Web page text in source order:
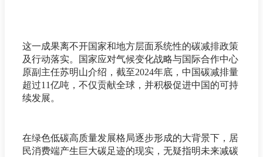
这一成果离不开国家和地方层面系统性的碳减排政策
及行动落实。国家应对气候变化战略与国际合作中心
原副主任苏明山介绍，截至2024年底，中国碳减排量
超过11亿吨，不仅贡献全球，并积极促进中国的可持
续发展。
在绿色低碳高质量发展格局逐步形成的大背景下，居
民消费端产生巨大碳足迹的现实，无疑指明未来减碳